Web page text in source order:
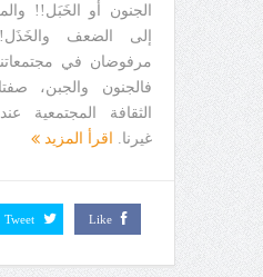
الجنون أو الخَبَل!!
إلى الضعف
مرفوضان في
فالجنون والجبن،
الثقافة المجتمعية
غيرنا.
اقرأ المزيد
Like
Tweet